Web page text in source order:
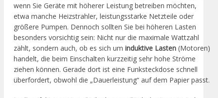
wenn Sie Geräte mit höherer Leistung betreiben möchten,
etwa manche Heizstrahler, leistungsstarke Netzteile oder
größere Pumpen. Dennoch sollten Sie bei höheren Lasten
besonders vorsichtig sein: Nicht nur die maximale Wattzahl
zählt, sondern auch, ob es sich um induktive Lasten (Motoren)
handelt, die beim Einschalten kurzzeitig sehr hohe Ströme
ziehen können. Gerade dort ist eine Funksteckdose schnell
überfordert, obwohl die „Dauerleistung“ auf dem Papier passt.